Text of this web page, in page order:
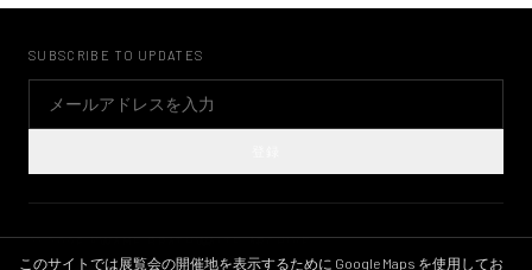
SUBSCRIBE TO UPDATES
©2026KWAME BRATHWAITE ARCHIVE
プライバシーポリシー利用規約画像ライセンスINSTAGRAM
このサイトでは展覧会の開催地を表示するために Google Maps を使用してお